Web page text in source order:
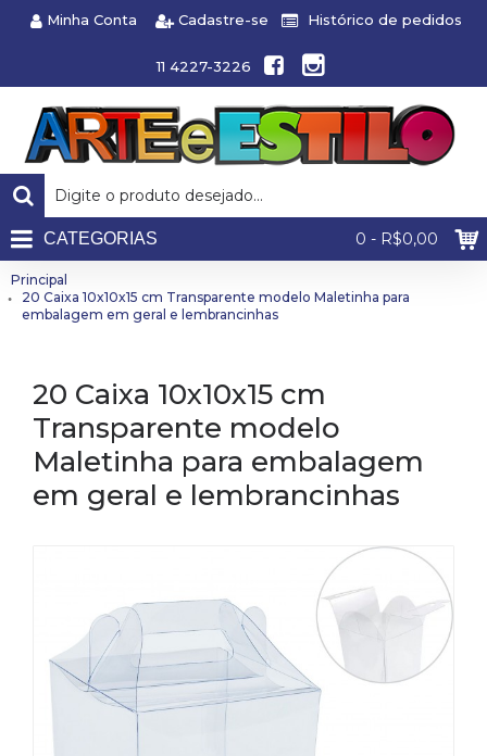
Minha Conta Cadastre-se Histórico de pedidos
11 4227-3226
0 - R$0,00
CATEGORIAS
Principal
20 Caixa 10x10x15 cm Transparente modelo Maletinha para
embalagem em geral e lembrancinhas
20 Caixa 10x10x15 cm
Transparente modelo
Maletinha para embalagem
em geral e lembrancinhas